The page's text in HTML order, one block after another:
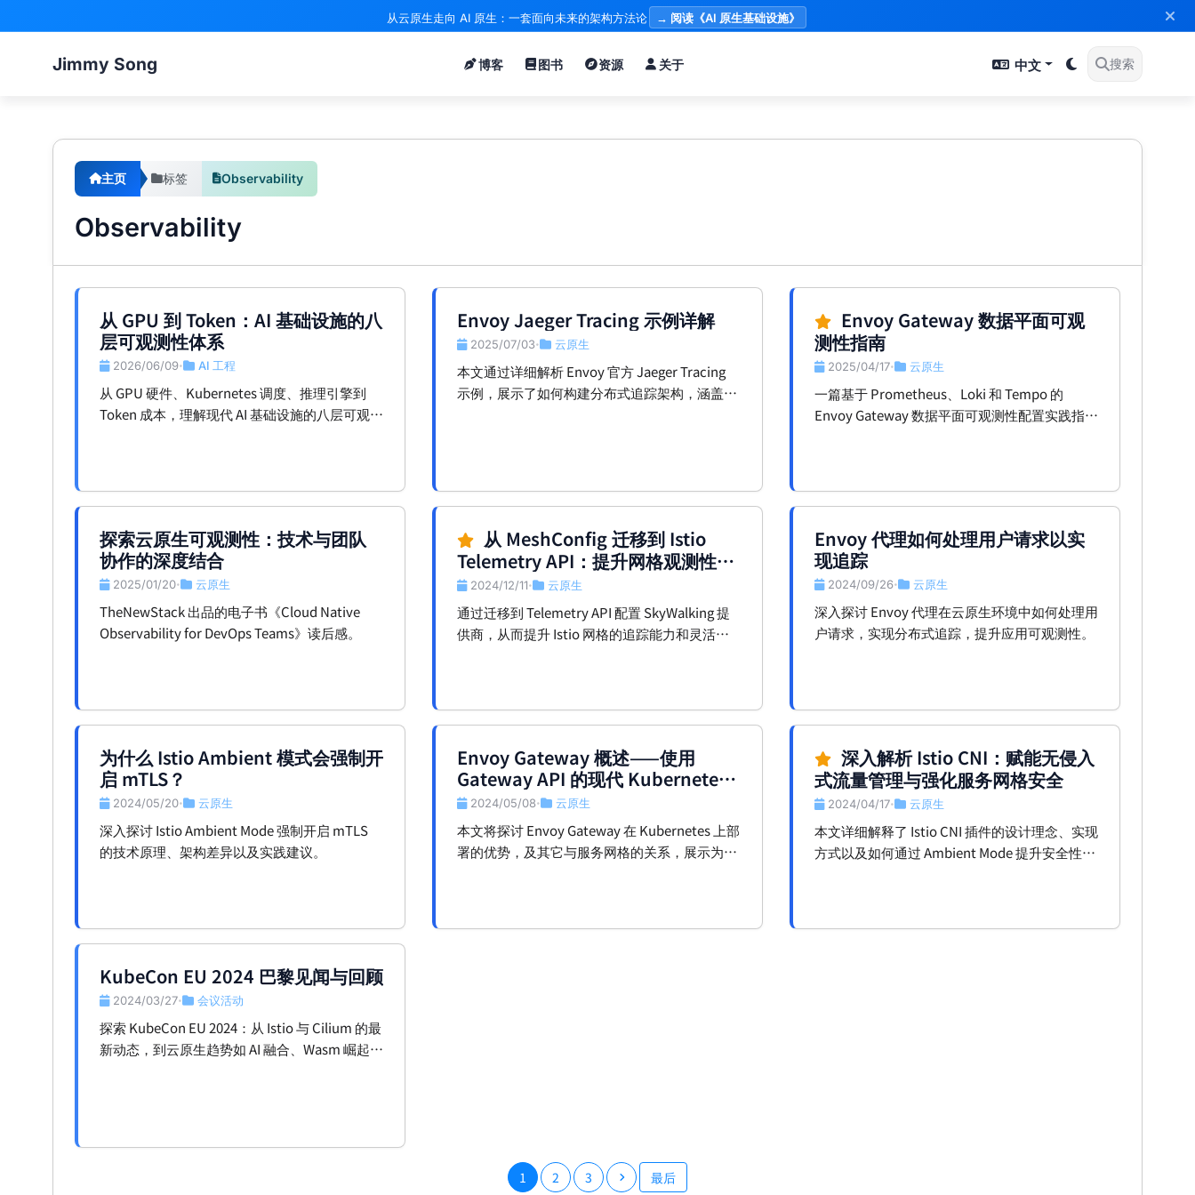
从云原生走向 AI 原生：一套面向未来的架构方法论 → 阅读《AI 原生基础设施》
Jimmy Song 博客 图书 资源 关于 中文 搜索
主页 标签 Observability
Observability
从 GPU 到 Token：AI 基础设施的八
层可观测性体系
2026/06/09• AI 工程
从 GPU 硬件、Kubernetes 调度、推理引擎到
Token 成本，理解现代 AI 基础设施的八层可观测
Envoy Jaeger Tracing 示例详解
2025/07/03• 云原生
本文通过详细解析 Envoy 官方 Jaeger Tracing
示例，展示了如何构建分布式追踪架构，涵盖架
Envoy Gateway 数据平面可观
测性指南
2025/04/17• 云原生
一篇基于 Prometheus、Loki 和 Tempo 的
Envoy Gateway 数据平面可观测性配置实践指
探索云原生可观测性：技术与团队
协作的深度结合
2025/01/20• 云原生
TheNewStack 出品的电子书《Cloud Native
Observability for DevOps Teams》读后感。
从 MeshConfig 迁移到 Istio
Telemetry API：提升网格观测性和
灵活性
2024/12/11 • 云原生
通过迁移到 Telemetry API 配置 SkyWalking 提
供商，从而提升 Istio 网格的追踪能力和灵活
Envoy 代理如何处理用户请求以实
现追踪
2024/09/26• 云原生
深入探讨 Envoy 代理在云原生环境中如何处理用
户请求，实现分布式追踪，提升应用可观测性。
为什么 Istio Ambient 模式会强制开
启 mTLS？
2024/05/20• 云原生
深入探讨 Istio Ambient Mode 强制开启 mTLS
的技术原理、架构差异以及实践建议。
Envoy Gateway 概述——使用
Gateway API 的现代 Kubernetes
入口
2024/05/08• 云原生
本文将探讨 Envoy Gateway 在 Kubernetes 上部
署的优势，及其它与服务网格的关系，展示为何
深入解析 Istio CNI：赋能无侵入
式流量管理与强化服务网格安全
2024/04/17• 云原生
本文详细解释了 Istio CNI 插件的设计理念、实现
方式以及如何通过 Ambient Mode 提升安全性和
KubeCon EU 2024 巴黎见闻与回顾
2024/03/27• 会议活动
探索 KubeCon EU 2024：从 Istio 与 Cilium 的最
新动态，到云原生趋势如 AI 融合、Wasm 崛起、
1 2 3 最后